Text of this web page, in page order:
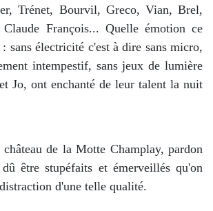
Trénet, Bourvil, Greco, Vian, Brel,
François... Quelle émotion ce
sans électricité c'est à dire sans micro,
intempestif, sans jeux de lumière
Jo, ont enchanté de leur talent la nuit
de la Motte Champlay, pardon
être stupéfaits et émerveillés qu'on
d'une telle qualité.